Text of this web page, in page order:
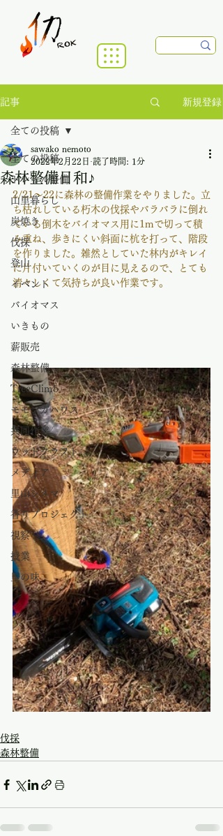
記事 新規登録
全ての投稿
トレイル整備
山里暮らし
炭焼き
伐採
登山
イベント
バイオマス
いきもの
薪販売
森林整備
TreeClimb
モモンガハウス
共同作業
ウッドクラフト
メディア
里山シネマ
香りプロジェクト
視察
授業
里の味
全ての投稿
森林整備日和♪
sawako nemoto
2022年2月22日 読了時間: 1分
2/21～22に森林の整備作業をやりました。立
ち枯れしている朽木の伐採やバラバラに倒れ
ている倒木をバイオマス用に1mで切って積
み重ね、歩きにくい斜面に杭を打って、階段
を作りました。雑然としていた林内がキレイ
に片付いていくのが目に見えるので、とても
清々しくて気持ちが良い作業です。
伐採
森林整備